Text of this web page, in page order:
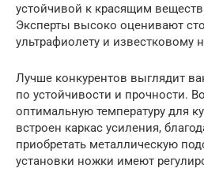
устойчивой к красящим
Эксперты высоко оценивают
ультрафиолету и известковому
Лучше конкурентов выглядит
по устойчивости и прочности.
оптимальную температуру для
встроен каркас усиления,
приобретать металлическую
установки ножки имеют